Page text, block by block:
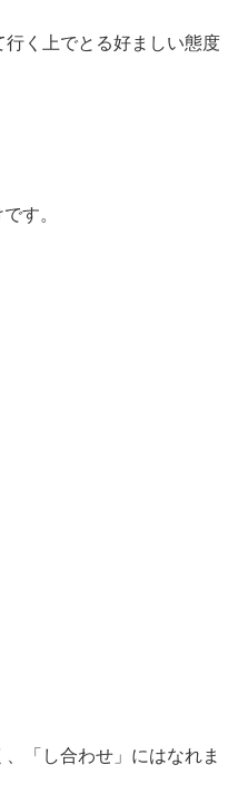
く上でとる好ましい態度
す。
「し合わせ」にはなれま